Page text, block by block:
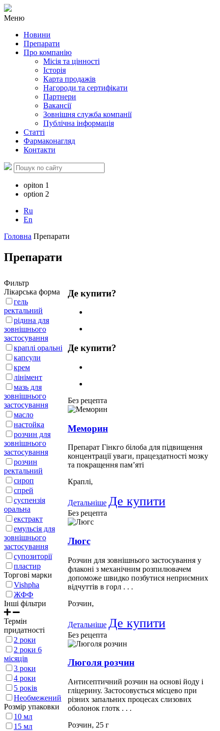
Меню
Новини
Препарати
Про компанію
Місія та цінності
Історія
Карта продажів
Нагороди та сертифікати
Партнери
Вакансії
Зовнішня служба компанії
Публічна інформація
Статті
Фармаконагляд
Контакти
opiton 1
option 2
Ru
En
Головна Препарати
Препарати
Фильтр
Лікарська форма
гель
ректальний
рідина для
зовнішнього
застосування
краплі оральні
капсули
крем
лінімент
мазь для
зовнішнього
застосування
масло
настойка
розчин для
зовнішнього
застосування
розчин
ректальний
сироп
спрей
суспензія
оральна
екстракт
емульсія для
зовнішнього
застосування
супозиторії
пластир
Торгові марки
Vishpha
ЖФФ
Інші фільтри
Термін
придатності
2 роки
2 роки 6
місяців
3 роки
4 роки
5 років
Необмежений
Розмір упаковки
10 мл
15 мл
Де купити?
Де купити?
Без рецепта
Меморин
Препарат Гінкго білоба для підвищення
концентрації уваги, працездатності мозку
та покращення пам’яті
Краплі,
Детальніше Де купити
Без рецепта
Люгс
Розчин для зовнішнього застосування у
флаконі з механічним розпилювачем
допоможе швидко позбутися неприємних
відчуттів в горл . . .
Розчин,
Детальніше Де купити
Без рецепта
Люголя розчин
Антисептичний розчин на основі йоду і
гліцерину. Застосовується місцево при
різних запальних процесах слизових
оболонок глотк . . .
Розчин, 25 г